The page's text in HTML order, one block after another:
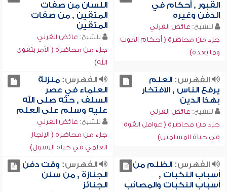
القبور , أحكام في
الدفن وغيره
للشيخ: عائض القرني
جزء من محاضرة ( أحكام الموت
وما بعده)
اللسان من صفات
المتقين , من صفات
المتقين
للشيخ: عائض القرني
جزء من محاضرة ( الأمر بتقوى
الله)
الفهرس:العلم
يرفع الناس , الافتخار
بهذا الدين
للشيخ: عائض القرني
جزء من محاضرة ( عوامل القوة
في حياة المسلمين)
الفهرس:منزلة
العلماء في عصر
السلف , حثه صلى الله
عليه وسلم على العلم
للشيخ: عائض القرني
جزء من محاضرة ( الإنجاز
العلمي في حياة الرسول)
الفهرس:الظلم من
أسباب النكبات ,
أسباب النكبات والمصائب
الفهرس: وقت دفن
الجنازة , من سنن
الجنائز